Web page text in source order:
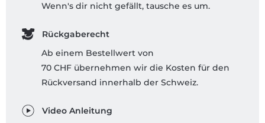
Wenn's dir nicht gefällt, tausche es um.
Rückgaberecht
Ab einem Bestellwert von
70 CHF übernehmen wir die Kosten für den
Rückversand innerhalb der Schweiz.
Video Anleitung